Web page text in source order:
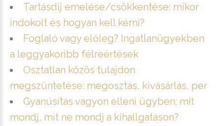
Tartásdíj emelése/csökkentése: mikor
indokolt és hogyan kell kérni?
Foglaló vagy előleg? Ingatlanügyekben
a leggyakoribb félreértések
Osztatlan közös tulajdon
megszüntetése: megosztás, kivásárlás, per
Gyanúsítás vagyon elleni ügyben: mit
mondj, mit ne mondj a kihallgatáson?